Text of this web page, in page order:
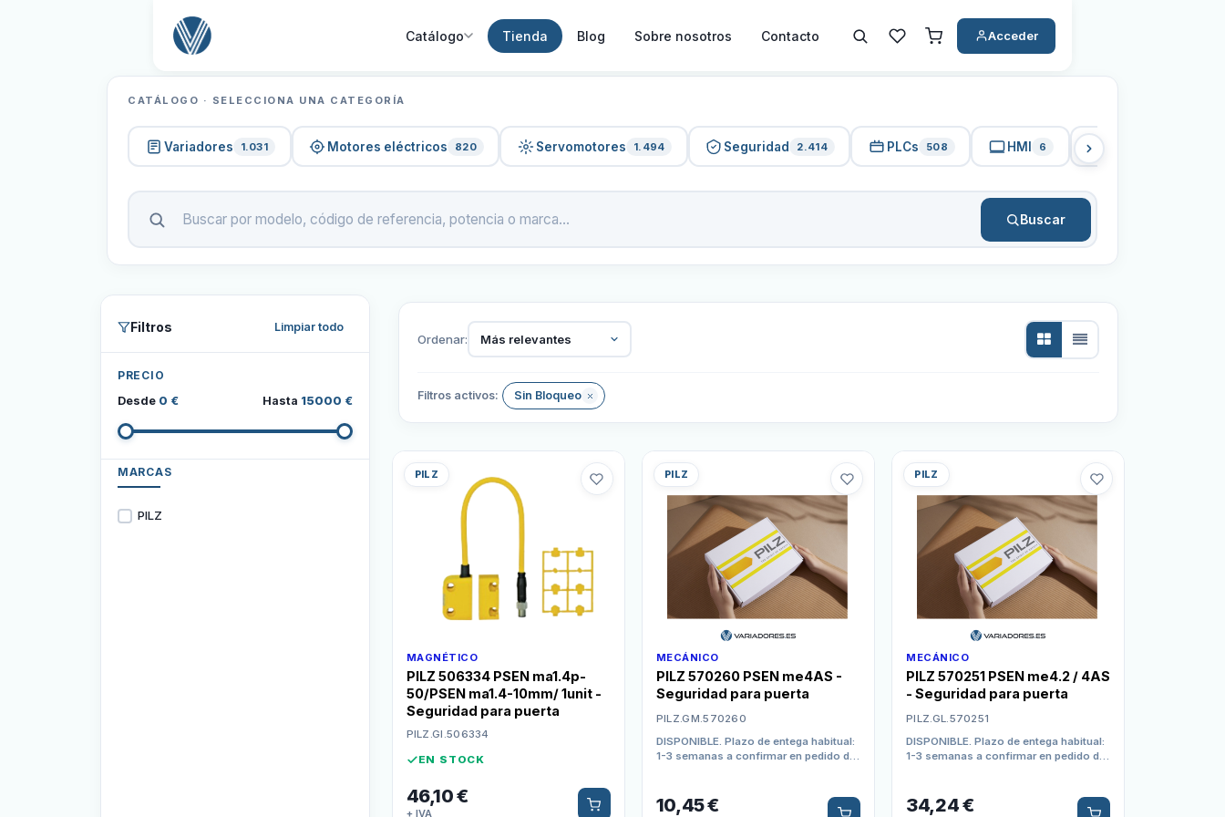
Catálogo Tienda Blog Sobre nosotros Contacto Acceder
CATÁLOGO · SELECCIONA UNA CATEGORÍA
Variadores 1.031 Motores eléctricos 820 Servomotores 1.494 Seguridad 2.414 PLCs 508 HMI 6
Buscar
Filtros Limpiar todo
PRECIO
Desde 0 € Hasta 15000 €
MARCAS
PILZ
Ordenar: Más relevantes
Filtros activos: Sin Bloqueo
PILZ
MAGNÉTICO
PILZ 506334 PSEN ma1.4p-
50/PSEN ma1.4-10mm/ 1unit -
Seguridad para puerta
PILZ.GI.506334
EN STOCK
46,10€
+ IVA
PILZ
MECÁNICO
PILZ 570260 PSEN me4AS -
Seguridad para puerta
PILZ.GM.570260
DISPONIBLE. Plazo de entega habitual:
1-3 semanas a confirmar en pedido de
10,45€
PILZ
MECÁNICO
PILZ 570251 PSEN me4.2 / 4AS
- Seguridad para puerta
PILZ.GL.570251
DISPONIBLE. Plazo de entega habitual:
1-3 semanas a confirmar en pedido de
34,24€